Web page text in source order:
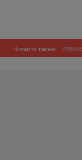
Читайте также: